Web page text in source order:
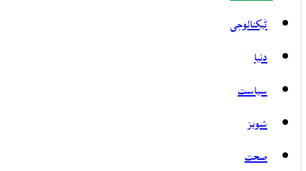
ٹیکنالوجی
دنیا
سیاست
شوبز
صحت